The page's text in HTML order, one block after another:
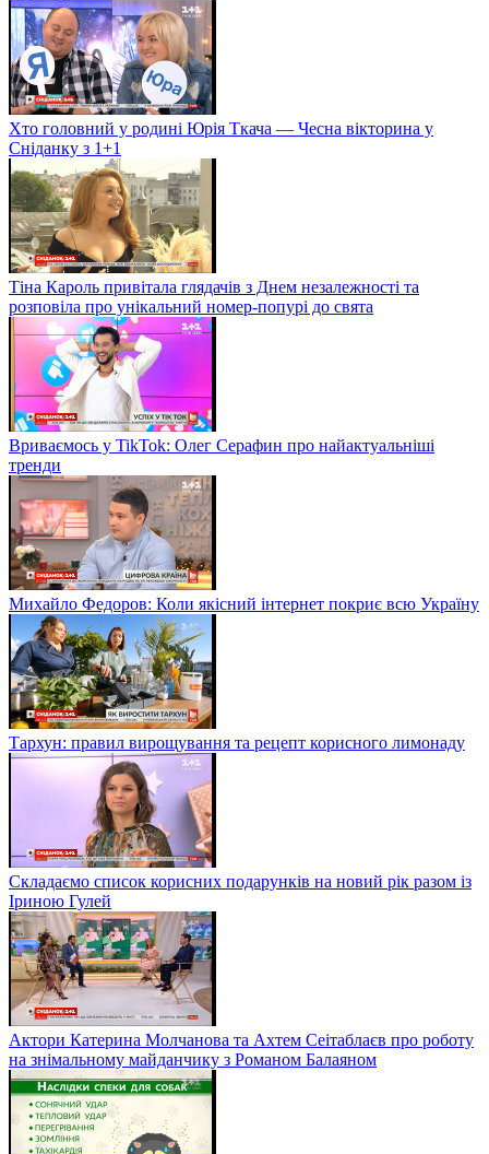
Хто головний у родині Юрія Ткача — Чесна вікторина у
Сніданку з 1+1
Тіна Кароль привітала глядачів з Днем незалежності та
розповіла про унікальний номер-попурі до свята
Вриваємось у TikTok: Олег Серафин про найактуальніші
тренди
Михайло Федоров: Коли якісний інтернет покриє всю Україну
Тархун: правил вирощування та рецепт корисного лимонаду
Складаємо список корисних подарунків на новий рік разом із
Іриною Гулей
Актори Катерина Молчанова та Ахтем Сеітаблаєв про роботу
на знімальному майданчику з Романом Балаяном